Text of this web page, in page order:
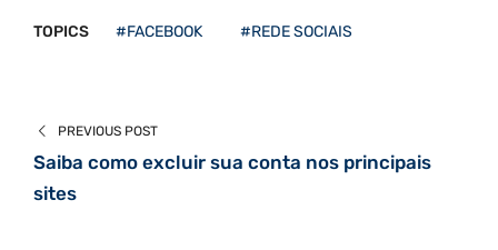
TOPICS #FACEBOOK #REDE SOCIAIS
PREVIOUS POST
Saiba como excluir sua conta nos principais
sites